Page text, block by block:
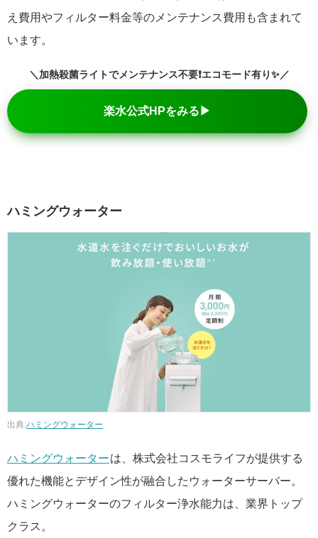
え費用やフィルター料金等のメンテナンス費用も含まれて
います。
＼加熱殺菌ライトでメンテナンス不要❗エコモード有り✨／
楽水公式HPをみる▶
ハミングウォーター
出典:ハミングウォーター
ハミングウォーターは、株式会社コスモライフが提供する
優れた機能とデザイン性が融合したウォーターサーバー。
ハミングウォーターのフィルター浄水能力は、業界トップ
クラス。